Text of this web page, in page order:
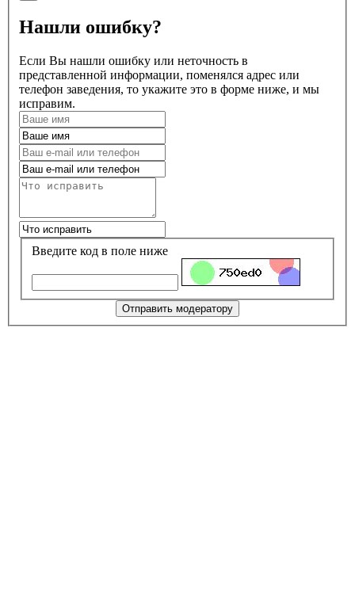
Нашли ошибку?
Если Вы нашли ошибку или неточность в
представленной информации, поменялся адрес или
телефон заведения, то укажите это в форме ниже, и мы
исправим.
Введите код в поле ниже
Отправить модератору